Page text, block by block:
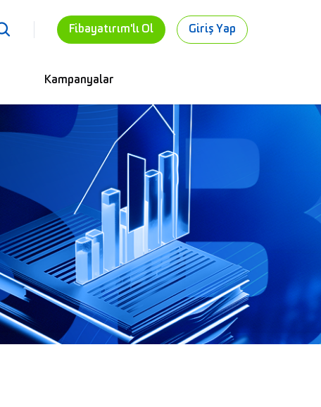
Fibayatırım'lı Ol Giriş Yap
Kampanyalar